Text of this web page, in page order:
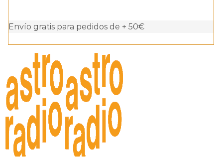
Envío gratis para pedidos de + 50€